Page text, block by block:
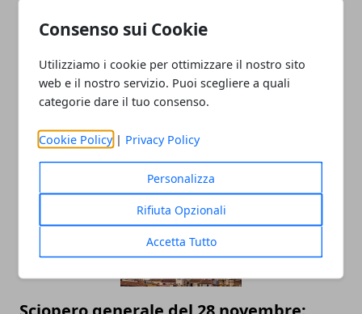
Consenso sui Cookie
Utilizziamo i cookie per ottimizzare il nostro sito
web e il nostro servizio. Puoi scegliere a quali
categorie dare il tuo consenso.
Cookie Policy | Privacy Policy
Personalizza
Rifiuta Opzionali
Accetta Tutto
ARTICOLI CORRELATI